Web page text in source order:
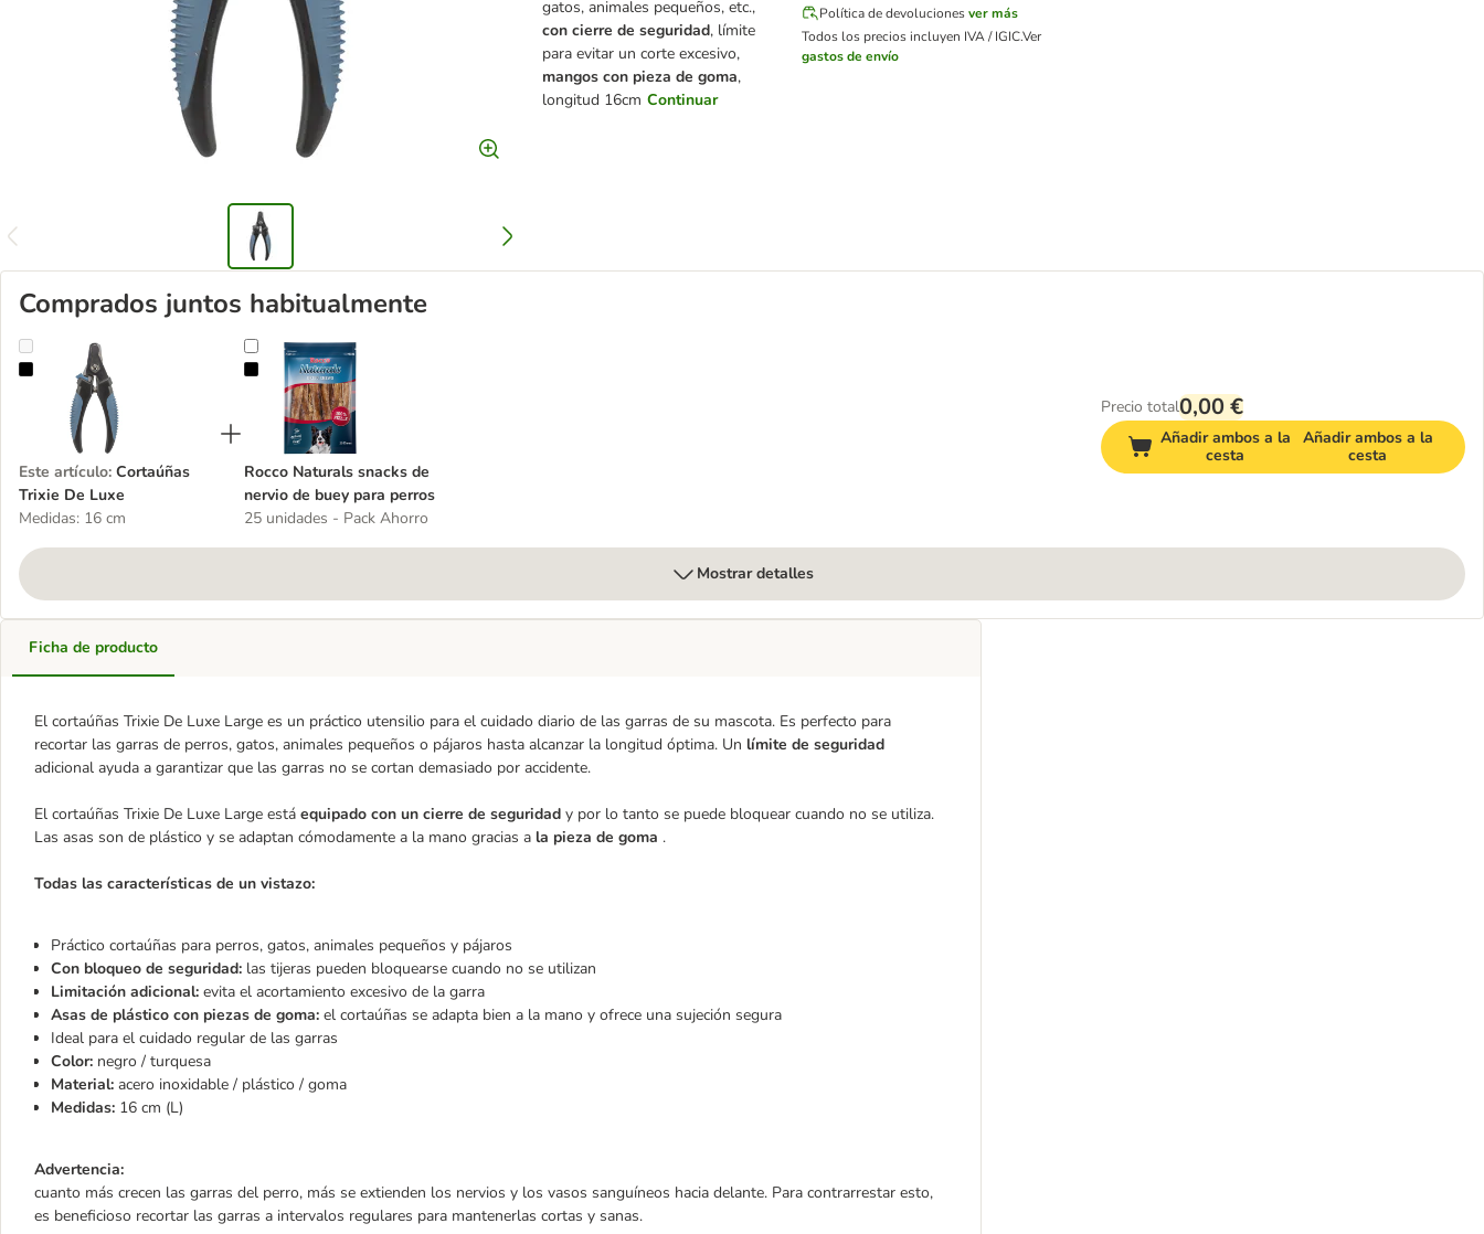
gatos, animales pequeños, etc.,
con cierre de seguridad, límite
para evitar un corte excesivo,
mangos con pieza de goma,
longitud 16cm Continuar
Política de devoluciones ver más
Todos los precios incluyen IVA / IGIC.Ver
gastos de envío
Comprados juntos habitualmente
Cortaúñas Trixie De Luxe
Este artículo: Cortaúñas
Trixie De Luxe
Medidas: 16 cm
Rocco Naturals snacks de nervio de buey para perros
Rocco Naturals snacks de
nervio de buey para perros
25 unidades - Pack Ahorro
Precio total0,00 €
Añadir ambos a la
cesta
Añadir ambos a la
cesta
Mostrar detalles
Ficha de producto
El cortaúñas Trixie De Luxe Large es un práctico utensilio para el cuidado diario de las garras de su mascota. Es perfecto para
recortar las garras de perros, gatos, animales pequeños o pájaros hasta alcanzar la longitud óptima. Un límite de seguridad
adicional ayuda a garantizar que las garras no se cortan demasiado por accidente.
El cortaúñas Trixie De Luxe Large está equipado con un cierre de seguridad y por lo tanto se puede bloquear cuando no se utiliza.
Las asas son de plástico y se adaptan cómodamente a la mano gracias a la pieza de goma .
Todas las características de un vistazo:
Práctico cortaúñas para perros, gatos, animales pequeños y pájaros
Con bloqueo de seguridad: las tijeras pueden bloquearse cuando no se utilizan
Limitación adicional: evita el acortamiento excesivo de la garra
Asas de plástico con piezas de goma: el cortaúñas se adapta bien a la mano y ofrece una sujeción segura
Ideal para el cuidado regular de las garras
Color: negro / turquesa
Material: acero inoxidable / plástico / goma
Medidas: 16 cm (L)
Advertencia:
cuanto más crecen las garras del perro, más se extienden los nervios y los vasos sanguíneos hacia delante. Para contrarrestar esto,
es beneficioso recortar las garras a intervalos regulares para mantenerlas cortas y sanas.